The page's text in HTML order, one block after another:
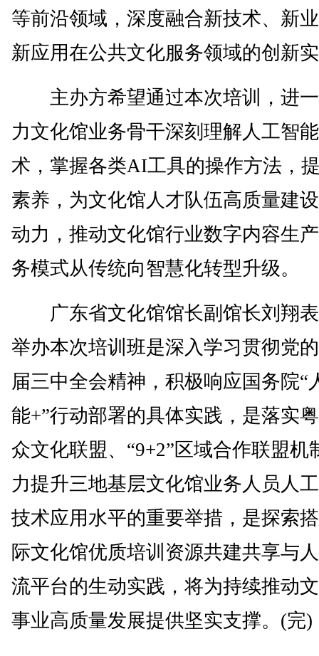
等前沿领域，深度融合新技术、新
新应用在公共文化服务领域的创新
主办方希望通过本次培训，进
力文化馆业务骨干深刻理解人工智
术，掌握各类AI工具的操作方法，
素养，为文化馆人才队伍高质量建
动力，推动文化馆行业数字内容生
务模式从传统向智慧化转型升级。
广东省文化馆馆长副馆长刘翔
举办本次培训班是深入学习贯彻党
届三中全会精神，积极响应国务院“
能+”行动部署的具体实践，是落实
众文化联盟、“9+2”区域合作联盟机
力提升三地基层文化馆业务人员人
技术应用水平的重要举措，是探索
际文化馆优质培训资源共建共享与
流平台的生动实践，将为持续推动
事业高质量发展提供坚实支撑。(完)